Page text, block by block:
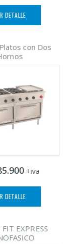
DETALLE
con Dos
+iva
DETALLE
EXPRESS